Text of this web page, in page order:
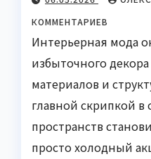
КОММЕНТАРИЕВ
Интерьерная мода
избыточного
материалов и
главной скрипкой
пространств
просто холодный